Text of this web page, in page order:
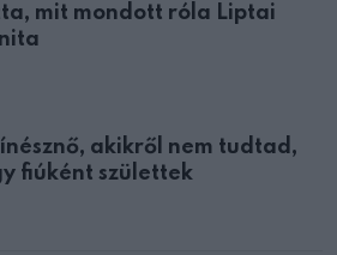
mit mondott róla Liptai
akikről nem tudtad,
fiúként születtek